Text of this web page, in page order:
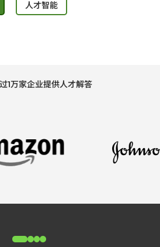
人才智能
1万家企业提供人才解答